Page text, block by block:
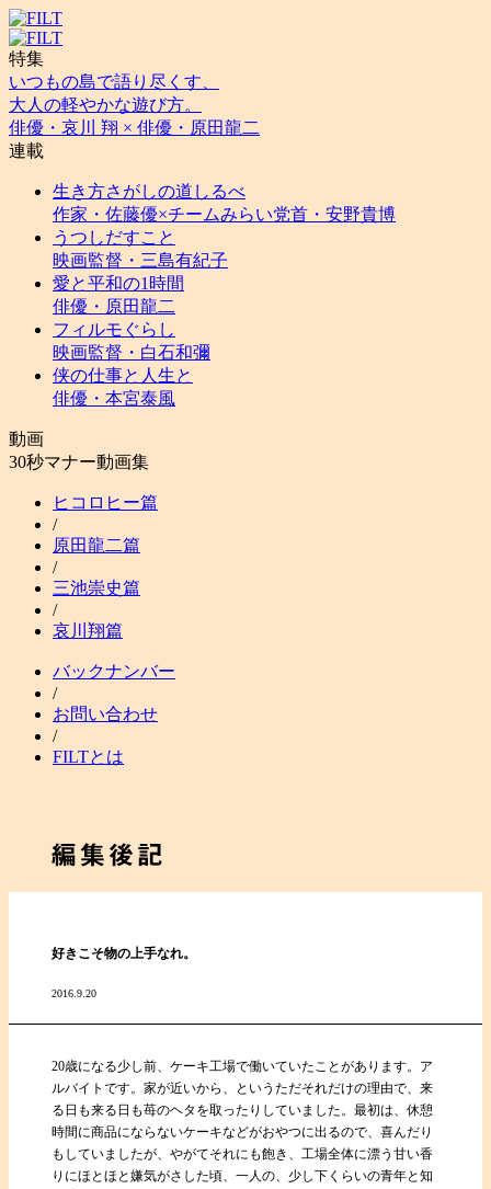
特集
いつもの島で語り尽くす、
大人の軽やかな遊び方。
俳優・哀川 翔 × 俳優・原田龍二
連載
生き方さがしの道しるべ
作家・佐藤優×チームみらい党首・安野貴博
うつしだすこと
映画監督・三島有紀子
愛と平和の1時間
俳優・原田龍二
フィルモぐらし
映画監督・白石和彌
侠の仕事と人生と
俳優・本宮泰風
動画
30秒マナー動画集
ヒコロヒー篇
/
原田龍二篇
/
三池崇史篇
/
哀川翔篇
バックナンバー
/
お問い合わせ
/
FILTとは
好きこそ物の上手なれ。
2016.9.20
20歳になる少し前、ケーキ工場で働いていたことがあります。ア
ルバイトです。家が近いから、というただそれだけの理由で、来
る日も来る日も苺のヘタを取ったりしていました。最初は、休憩
時間に商品にならないケーキなどがおやつに出るので、喜んだり
もしていましたが、やがてそれにも飽き、工場全体に漂う甘い香
りにほとほと嫌気がさした頃、一人の、少し下くらいの青年と知